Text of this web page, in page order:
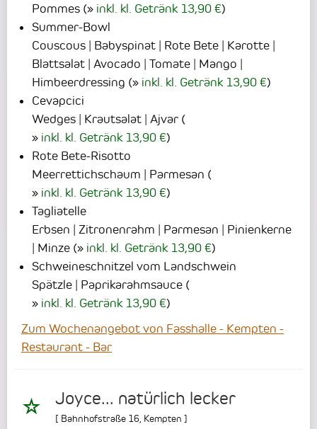
Pommes ( inkl. kl. Getränk 13,90 €)
Summer-Bowl
Couscous | Babyspinat | Rote Bete | Karotte |
Blattsalat | Avocado | Tomate | Mango |
Himbeerdressing ( inkl. kl. Getränk 13,90 €)
Cevapcici
Wedges | Krautsalat | Ajvar (
inkl. kl. Getränk 13,90 €)
Rote Bete-Risotto
Meerrettichschaum | Parmesan (
inkl. kl. Getränk 13,90 €)
Tagliatelle
Erbsen | Zitronenrahm | Parmesan | Pinienkerne
| Minze ( inkl. kl. Getränk 13,90 €)
Schweineschnitzel vom Landschwein
Spätzle | Paprikarahmsauce (
inkl. kl. Getränk 13,90 €)
Zum Wochenangebot von Fasshalle - Kempten -
Restaurant - Bar
Joyce... natürlich lecker
[ Bahnhofstraße 16 Kempten ]